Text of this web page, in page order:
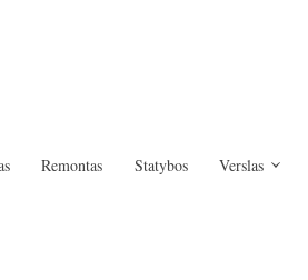
Remontas Statybos Verslas